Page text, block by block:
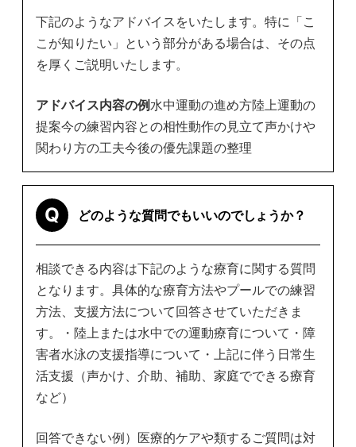
下記のようなアドバイスをいたします。特に「こ
こが知りたい」という部分がある場合は、その点
を厚くご説明いたします。
アドバイス内容の例水中運動の進め方陸上運動の
提案今の練習内容との相性動作の見立て声かけや
関わり方の工夫今後の優先課題の整理
Q どのような質問でもいいのでしょうか？
相談できる内容は下記のような療育に関する質問
となります。具体的な療育方法やプールでの練習
方法、支援方法について回答させていただきま
す。
・陸上または水中での運動療育について ・障
害者水泳の支援指導について ・上記に伴う日常生
活支援（声かけ、介助、補助、家庭でできる療育
など）
回答できない例）医療的ケアや類するご質問は対